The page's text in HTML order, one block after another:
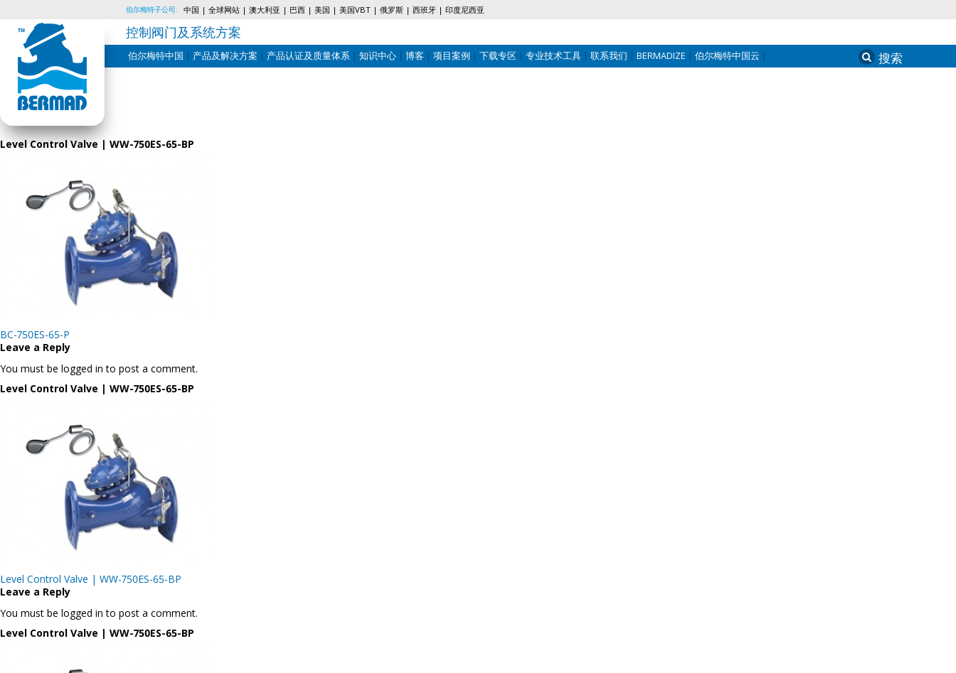
Skip
content
伯尔梅特子公司: 中国 全球网站 澳大利亚 巴西 美国 美国VBT 俄罗斯 西班牙 印度尼西亚
控制阀门及系统方案
伯尔梅特中国 产品及解决方案 产品认证及质量体系 知识中心 博客 项目案例 下载专区 专业技术工具 联系我们 BERMADIZE 伯尔梅特中国云 Search
for:
Level Control Valve | WW-750ES-65-BP
Post
navigation
BC-750ES-65-P
Leave a Reply
You must be logged in to post a comment.
Level Control Valve | WW-750ES-65-BP
Post
navigation
Level Control Valve | WW-750ES-65-BP
Leave a Reply
You must be logged in to post a comment.
Level Control Valve | WW-750ES-65-BP